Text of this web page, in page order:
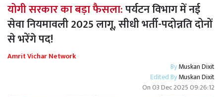
योगी सरकार का बड़ा फैसला:पर्यटन विभाग में नई
सेवा नियमावली 2025 लागू, सीधी भर्ती-पदोन्नति दोनों
से भरेंगे पद!
Amrit Vichar Network
ByMuskan Dixit
Edited ByMuskan Dixit
On03 Dec 2025 09:26:12